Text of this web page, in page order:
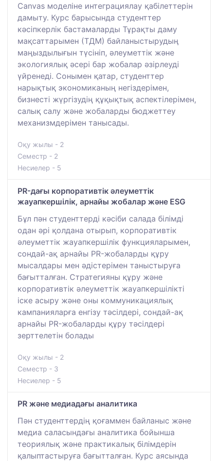
Canvas моделіне интеграциялау қабілеттерін
дамыту. Курс барысында студенттер
кәсіпкерлік бастамаларды Тұрақты даму
мақсаттарымен (ТДМ) байланыстырудың
маңыздылығын түсініп, әлеуметтік және
экологиялық әсері бар жобалар әзірлеуді
үйренеді. Сонымен қатар, студенттер
нарықтық экономиканың негіздерімен,
бизнесті жүргізудің құқықтық аспектілерімен,
салық салу және жобаларды бюджеттеу
механизмдерімен танысады.
Оқу жылы - 2
Семестр - 2
Несиелер - 5
PR-дағы корпоративтік әлеуметтік
жауапкершілік, арнайы жобалар және ESG
Бұл пән студенттерді кәсіби салада білімді
одан әрі қолдана отырып, корпоративтік
әлеуметтік жауапкершілік функцияларымен,
сондай-ақ арнайы PR-жобаларды құру
мысалдары мен әдістерімен таныстыруға
бағытталған. Стратегияны құру және
корпоративтік әлеуметтік жауапкершілікті
іске асыру және оны коммуникациялық
кампанияларға енгізу тәсілдері, сондай-ақ
арнайы PR-жобаларды құру тәсілдері
зерттелетін болады
Оқу жылы - 2
Семестр - 3
Несиелер - 5
PR және медиадағы аналитика
Пән студенттердің қоғаммен байланыс және
медиа саласындағы аналитика бойынша
теориялық және практикалық білімдерін
қалыптастыруға бағытталған. Курс аясында